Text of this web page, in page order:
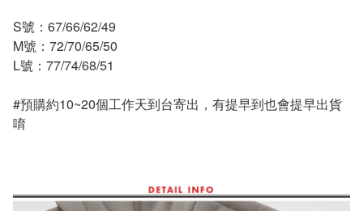
S號：67/66/62/49
M號：72/70/65/50
L號：77/74/68/51
#預購約10~20個工作天到台寄出，有提早到也會提早出貨
唷